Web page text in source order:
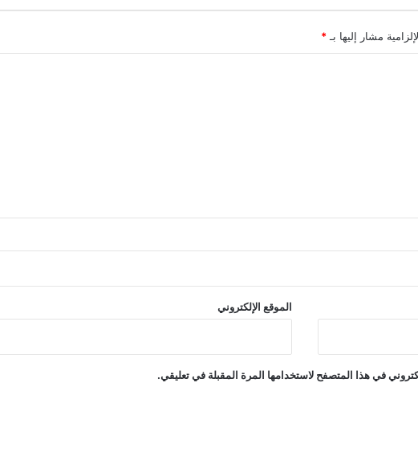
مشار إليها بـ*
الموقع الإلكتروني
في هذا المتصفح لاستخدامها المرة المقبلة في تعليقي.